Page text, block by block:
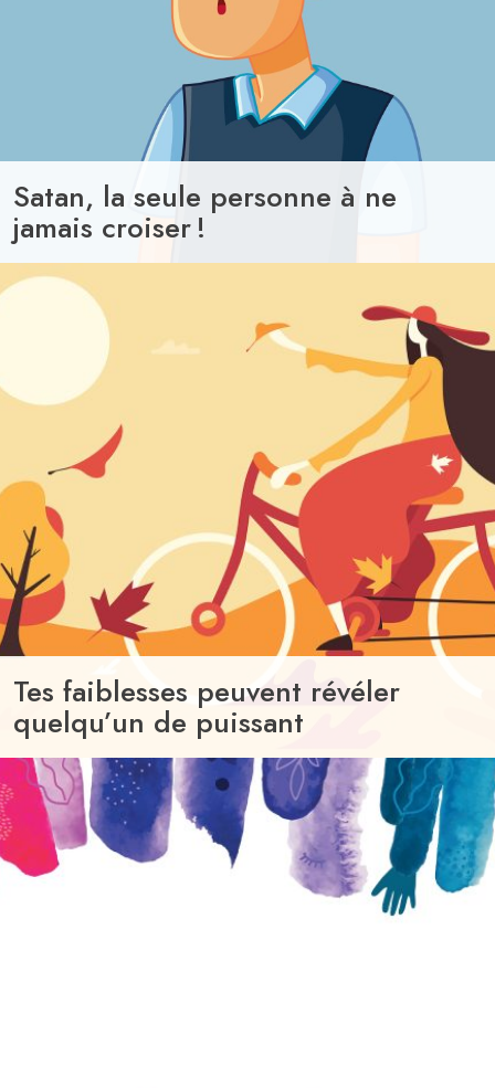
Satan, la seule personne à ne
jamais croiser !
Tes faiblesses peuvent révéler
quelqu’un de puissant